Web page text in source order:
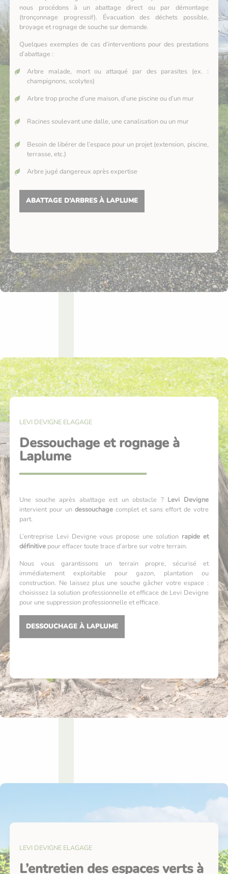
nous procédons à un abattage direct ou par démontage
(tronçonnage progressif). Évacuation des déchets possible,
broyage et rognage de souche sur demande.
Quelques exemples de cas d’interventions pour des prestations
d’abattage :
Arbre malade, mort ou attaqué par des parasites (ex. :
champignons, scolytes)
Arbre trop proche d’une maison, d’une piscine ou d’un mur
Racines soulevant une dalle, une canalisation ou un mur
Besoin de libérer de l’espace pour un projet (extension, piscine,
terrasse, etc.)
Arbre jugé dangereux après expertise
ABATTAGE D’ARBRES À LAPLUME
LEVI DEVIGNE ELAGAGE
Dessouchage et rognage à
Laplume
Une souche après abattage est un obstacle ? Levi Devigne
intervient pour undessouchage complet et sans effort de votre
part.
L’entreprise Levi Devigne vous propose une solution rapide et
définitive pour effacer toute trace d’arbre sur votre terrain.
Nous vous garantissons un terrain propre, sécurisé et
immédiatement exploitable pour gazon, plantation ou
construction. Ne laissez plus une souche gâcher votre espace :
choisissez la solution professionnelle et efficace de Levi Devigne
pour une suppression professionnelle et efficace.
DESSOUCHAGE À LAPLUME
LEVI DEVIGNE ELAGAGE
L’entretien des espaces verts à